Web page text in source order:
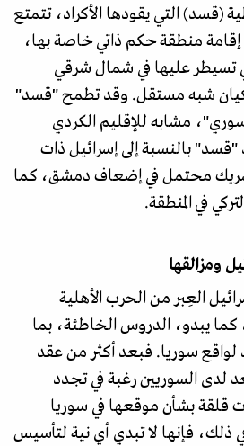
(قسد) التي يقودها الأكراد، تتمتع
منطقة حكم ذاتي خاصة بها،
تسيطر عليها في شمال شرقي
شبه مستقل. وقد تطمح "قسد"
مشابه للإقليم الكردي
"قسد" بالنسبة إلى إسرائيل ذات
محتمل في إضعاف دمشق، كما
في المنطقة.
ومزالقها
العِبر من الحرب الأهلية
كما يبدو، الدروس الخاطئة، بما
سوريا. فبعد أكثر من عقد
لدى السوريين رغبة في تجدد
قلقة بشأن موقعها في سوريا
ذلك، فإنها لا تبدي أي نية لتأسيس